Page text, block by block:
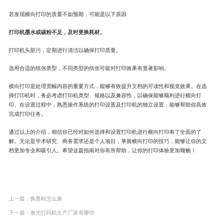
若发现横向打印的质量不如预期，可能是以下原因
打印机墨水或碳粉不足，及时更换耗材。
打印机头脏污，定期进行清洁以确保打印质量。
选用合适的纸张类型，不同类型的纸张可能对打印效果有显著影响。
横向打印是处理宽幅内容的重要方式，能够有效提升文档的可读性和视觉效果。在选
择打印机时，务必考虑打印机类型、规格以及兼容性，以确保能够顺利进行横向打
印。在设置过程中，熟悉操作系统的打印设置及打印机的独立设置，能够帮助你高效
完成打印任务。
通过以上的介绍，相信你已经对如何选择和设置打印机进行横向打印有了全面的了
解。无论是学术研究、商务需求还是个人项目，掌握横向打印的技巧，能够让你的文
档更加专业和吸引人。希望这篇指南对你有所帮助，让你的打印体验更加顺畅！
上一篇： 换墨粉怎么换
下一篇： 激光打码机生产厂家有哪些